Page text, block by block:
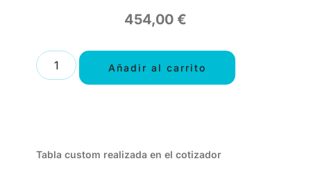
454,00 €
Añadir al carrito
Tabla custom realizada en el cotizador